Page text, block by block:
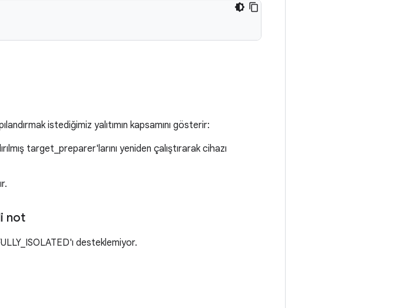
istediğimiz yalıtımın kapsamını gösterir:
target_preparer'larını yeniden çalıştırarak cihazı
not
desteklemiyor.